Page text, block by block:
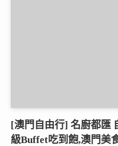
[澳門自由行] 名廚都匯
級Buffet吃到飽,澳門美